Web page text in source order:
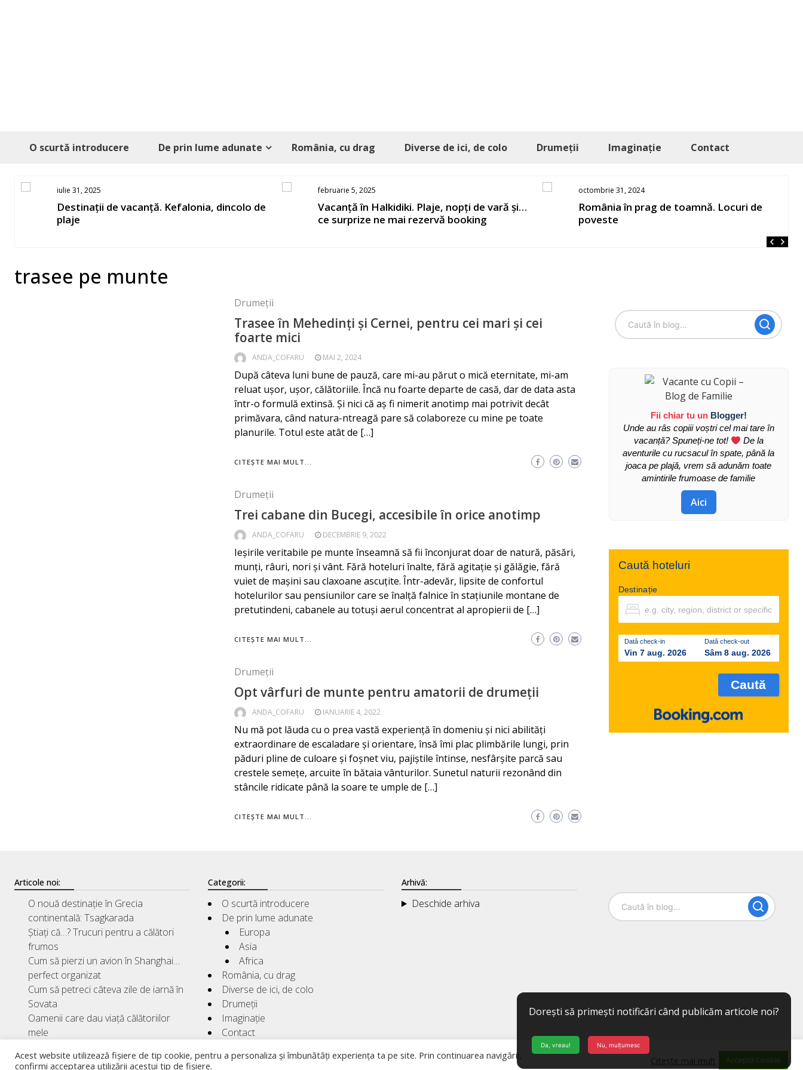
O scurtă introducere De prin lume adunate România, cu drag Diverse de ici, de colo Drumeții Imaginație Contact
2025
de vacanță. Kefalonia, dincolo de
februarie 5, 2025
Vacanță în Halkidiki. Plaje, nopți de vară și…
ce surprize ne mai rezervă booking
octombrie 31, 2024
România în prag de toamnă. Locuri de
trasee pe munte
Drumeții
Trasee în Mehedinți şi Cernei, pentru cei mari și cei
foarte mici
ANDA_COFARU MAI 2, 2024
După câteva luni bune de pauză, care mi-au părut o mică eternitate, mi-am
reluat uşor, uşor, călătoriile. Încă nu foarte departe de casă, dar de data asta
într-o formulă extinsă. Şi nici că aş fi nimerit anotimp mai potrivit decât
primăvara, când natura-ntreagă pare să colaboreze cu mine pe toate
planurile. Totul este atât de […]
CITEȘTE MAI MULT...
Drumeții
Trei cabane din Bucegi, accesibile în orice anotimp
ANDA_COFARU DECEMBRIE 9, 2022
Ieșirile veritabile pe munte înseamnă să fii înconjurat doar de natură, păsări,
munți, râuri, nori și vânt. Fără hoteluri înalte, fără agitație și gălăgie, fără
vuiet de mașini sau claxoane ascuțite. Într-adevăr, lipsite de confortul
hotelurilor sau pensiunilor care se înalță falnice în stațiunile montane de
pretutindeni, cabanele au totuși aerul concentrat al apropierii de […]
CITEȘTE MAI MULT...
Drumeții
Opt vârfuri de munte pentru amatorii de drumeții
ANDA_COFARU IANUARIE 4, 2022
Nu mă pot lăuda cu o prea vastă experiență în domeniu și nici abilități
extraordinare de escaladare și orientare, însă îmi plac plimbările lungi, prin
păduri pline de culoare și foșnet viu, pajiștile întinse, nesfârșite parcă sau
crestele semețe, arcuite în bătaia vânturilor. Sunetul naturii rezonând din
stâncile ridicate până la soare te umple de […]
CITEȘTE MAI MULT...
Fii chiar tu un Blogger!
Unde au râs copiii voștri cel mai tare în
vacanță? Spuneți-ne tot!
De la
aventurile cu rucsacul în spate, până la
joaca pe plajă, vrem să adunăm toate
amintirile frumoase de familie
Aici
Caută hoteluri
Destinație
Dată check-in
Vin 7 aug. 2026
Dată check-out
Sâm 8 aug. 2026
Articole noi:
O nouă destinație în Grecia
continentală: Tsagkarada
Știați că…? Trucuri pentru a călători
frumos
Cum să pierzi un avion în Shanghai…
perfect organizat
Cum să petreci câteva zile de iarnă în
Sovata
Oamenii care dau viață călătoriilor
mele
Categorii:
O scurtă introducere
De prin lume adunate
Europa
Asia
Africa
România, cu drag
Diverse de ici, de colo
Drumeții
Imaginație
Contact
Arhivă:
Deschide arhiva
Dorești să primești notificări când publicăm articole noi?
Da, vreau! Nu, mulțumesc
Acest website utilizează fișiere de tip cookie, pentru a personaliza și îmbunătăți experiența ta pe site. Prin continuarea navigării,
confirmi acceptarea utilizării acestui tip de fișiere.
Citește mai mult Acceptă Cookie